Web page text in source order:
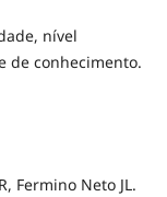
nível
de conhecimento.
Fermino Neto JL.